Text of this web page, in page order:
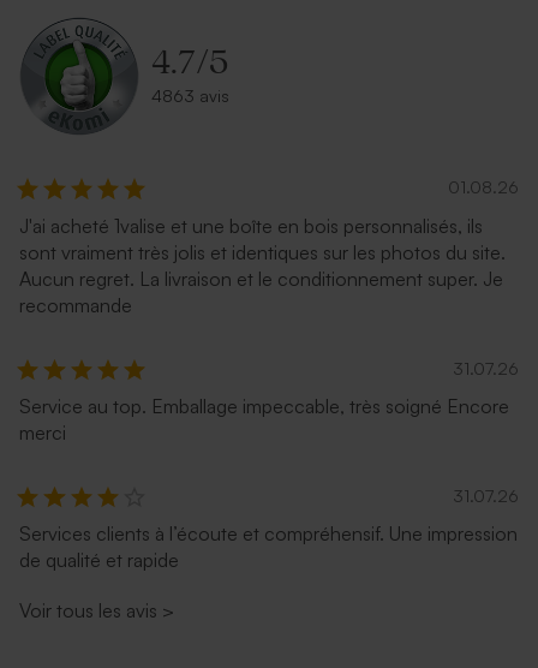
4.7/5
4863 avis
01.08.26
J'ai acheté 1valise et une boîte en bois personnalisés, ils
sont vraiment très jolis et identiques sur les photos du site.
Aucun regret. La livraison et le conditionnement super. Je
recommande
31.07.26
Service au top. Emballage impeccable, très soigné Encore
merci
31.07.26
Services clients à l’écoute et compréhensif. Une impression
de qualité et rapide
Voir tous les avis >